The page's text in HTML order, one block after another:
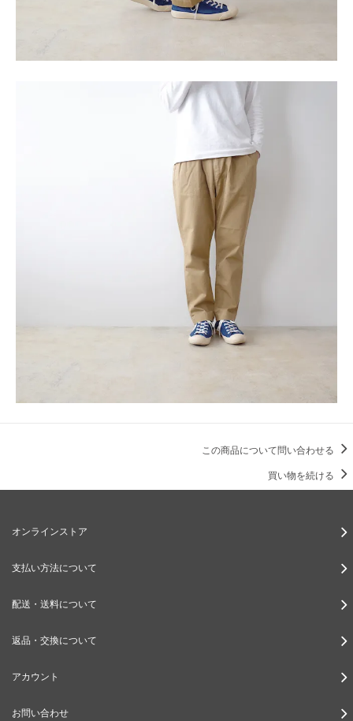
この商品について問い合わせる
買い物を続ける
オンラインストア
支払い方法について
配送・送料について
返品・交換について
アカウント
お問い合わせ